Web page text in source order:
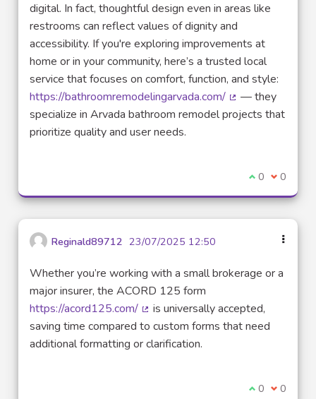
digital. In fact, thoughtful design even in areas like
restrooms can reflect values of dignity and
accessibility. If you're exploring improvements at
home or in your community, here’s a trusted local
service that focuses on comfort, function, and style:
https://bathroomremodelingarvada.com/
(Lien externe)
— they
specialize in Arvada bathroom remodel projects that
prioritize quality and user needs.
Je suis
0 Je ne
0
Reginald89712 23/07/2025 12:50
Whether you’re working with a small brokerage or a
major insurer, the ACORD 125 form
https://acord125.com/
(Lien externe)
is universally accepted,
saving time compared to custom forms that need
additional formatting or clarification.
Je suis
0 Je ne
0